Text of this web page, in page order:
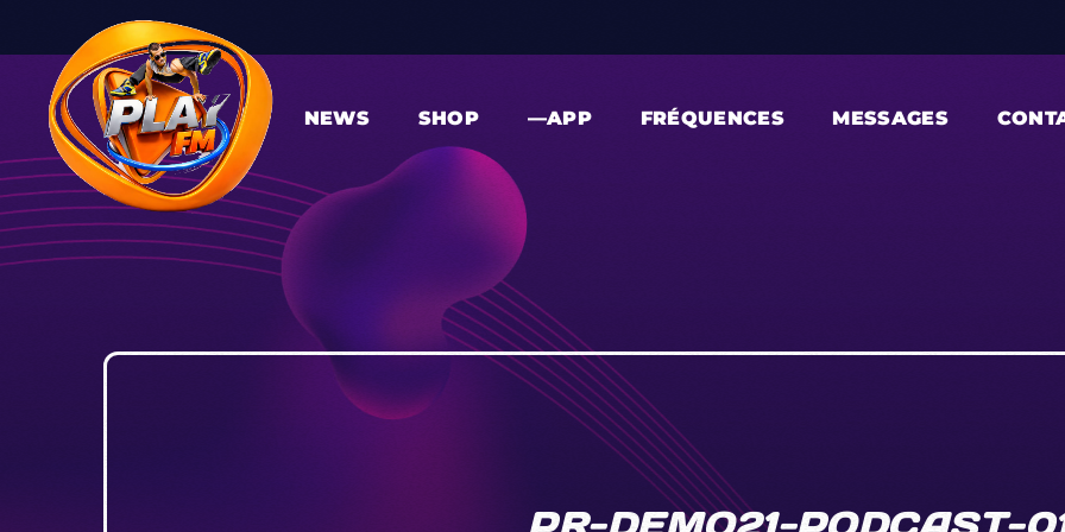
NEWS SHOP —APP FRÉQUENCES MESSAGES